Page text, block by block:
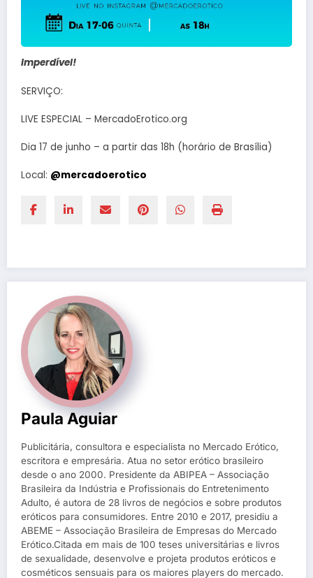
Imperdível!
SERVIÇO:
LIVE ESPECIAL – MercadoErotico.org
Dia 17 de junho – a partir das 18h (horário de Brasília)
Local: @mercadoerotico
Paula Aguiar
Publicitária, consultora e especialista no Mercado Erótico,
escritora e empresária. Atua no setor erótico brasileiro
desde o ano 2000. Presidente da ABIPEA – Associação
Brasileira da Indústria e Profissionais do Entretenimento
Adulto, é autora de 28 livros de negócios e sobre produtos
eróticos para consumidores. Entre 2010 e 2017, presidiu a
ABEME – Associação Brasileira de Empresas do Mercado
Erótico.Citada em mais de 100 teses universitárias e livros
de sexualidade, desenvolve e projeta produtos eróticos e
cosméticos sensuais para os maiores players do mercado.